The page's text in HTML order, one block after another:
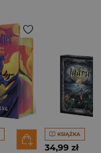
KSIĄŻKA
34,99 zł